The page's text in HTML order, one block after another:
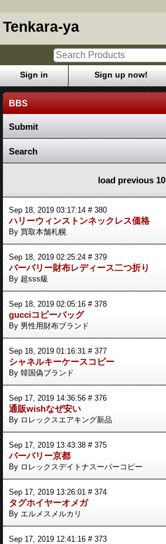
Tenkara-ya
Sign in Sign up now!
BBS
Submit
Search
load previous 10
Sep 18, 2019 03:17:14 # 380
ハリーウィンストンネックレス価格
By 買取本舗札幌
Sep 18, 2019 02:25:24 # 379
バーバリー財布レディース二つ折り
By 超sss級
Sep 18, 2019 02:05:16 # 378
gucciコピーバッグ
By 男性用財布ブランド
Sep 18, 2019 01:16:31 # 377
シャネルキーケースコピー
By 韓国偽ブランド
Sep 17, 2019 14:36:56 # 376
通販wishなぜ安い
By ロレックスエアキング新品
Sep 17, 2019 13:43:38 # 375
バーバリー京都
By ロレックスデイトナスーパーコピー
Sep 17, 2019 13:26:01 # 374
タグホイヤーオメガ
By エルメスメルカリ
Sep 17, 2019 12:41:16 # 373